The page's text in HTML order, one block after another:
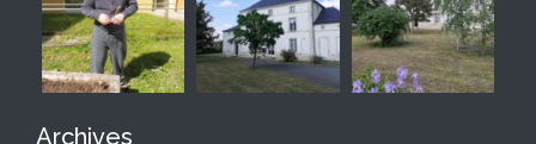
Archives